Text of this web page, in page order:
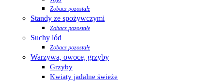
Zobacz pozostałe
Standy ze spożywczymi
Zobacz pozostałe
Suchy lód
Zobacz pozostałe
Warzywa, owoce, grzyby
Grzyby
Kwiaty jadalne świeże